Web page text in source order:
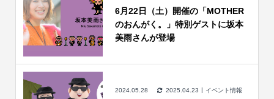
6月22日（土）開催の「MOTHER
のおんがく。」特別ゲストに坂本
美雨さんが登場
2024.05.28 2025.04.23 イベント情報